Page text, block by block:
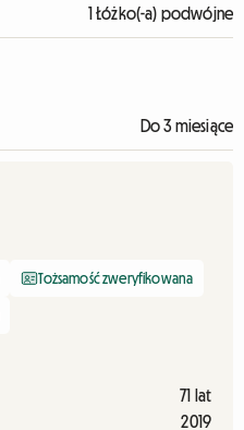
1 Łóżko(-a) podwójne
Do 3 miesiące
Tożsamość zweryfikowana
71 lat
2019